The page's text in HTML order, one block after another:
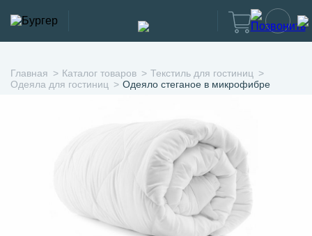
Главная Каталог товаров
Текстиль для гостиниц
Одеяла для гостиниц
Одеяло стеганое в микрофибре